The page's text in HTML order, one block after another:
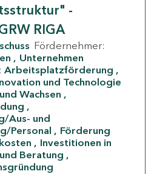
-
RIGA
Fördernehmer:
Unternehmen
Arbeitsplatzförderung
und Technologie
Wachsen
Aus- und
Personal
Förderung
Investitionen in
Beratung